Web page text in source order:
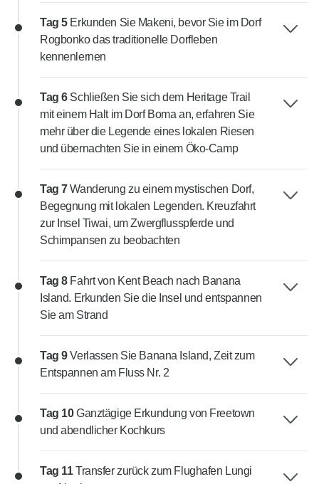
Tag 5 Erkunden Sie Makeni, bevor Sie im Dorf
Rogbonko das traditionelle Dorfleben
kennenlernen
Tag 6 Schließen Sie sich dem Heritage Trail
mit einem Halt im Dorf Boma an, erfahren Sie
mehr über die Legende eines lokalen Riesen
und übernachten Sie in einem Öko-Camp
Tag 7Wanderung zu einem mystischen Dorf,
Begegnung mit lokalen Legenden. Kreuzfahrt
zur Insel Tiwai, um Zwergflusspferde und
Schimpansen zu beobachten
Tag 8 Fahrt von Kent Beach nach Banana
Island. Erkunden Sie die Insel und entspannen
Sie am Strand
Tag 9Verlassen Sie Banana Island, Zeit zum
Entspannen am Fluss Nr. 2
Tag 10Ganztägige Erkundung von Freetown
und abendlicher Kochkurs
Tag 11Transfer zurück zum Flughafen Lungi